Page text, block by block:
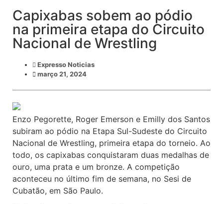
Capixabas sobem ao pódio
na primeira etapa do Circuito
Nacional de Wrestling
Expresso Noticias
março 21, 2024
Enzo Pegorette, Roger Emerson e Emilly dos Santos
subiram ao pódio na Etapa Sul-Sudeste do Circuito
Nacional de Wrestling, primeira etapa do torneio. Ao
todo, os capixabas conquistaram duas medalhas de
ouro, uma prata e um bronze. A competição
aconteceu no último fim de semana, no Sesi de
Cubatão, em São Paulo.